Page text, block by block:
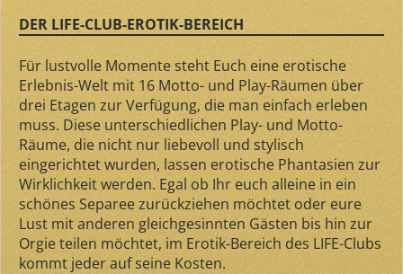
DER LIFE-CLUB-EROTIK-BEREICH
Für lustvolle Momente steht Euch eine erotische
Erlebnis-Welt mit 16 Motto- und Play-Räumen über
drei Etagen zur Verfügung, die man einfach erleben
muss. Diese unterschiedlichen Play- und Motto-
Räume, die nicht nur liebevoll und stylisch
eingerichtet wurden, lassen erotische Phantasien zur
Wirklichkeit werden. Egal ob Ihr euch alleine in ein
schönes Separee zurückziehen möchtet oder eure
Lust mit anderen gleichgesinnten Gästen bis hin zur
Orgie teilen möchtet, im Erotik-Bereich des LIFE-Clubs
kommt jeder auf seine Kosten.